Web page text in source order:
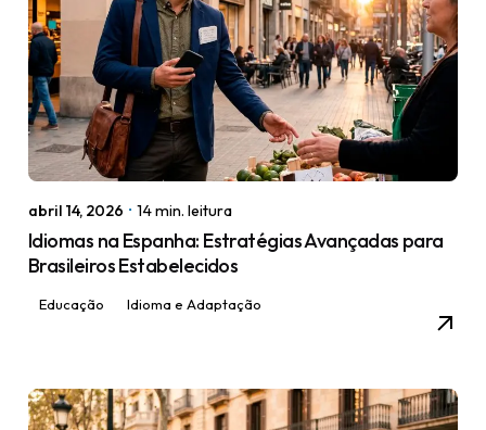
abril 14, 2026 14 min. leitura
Idiomas na Espanha: Estratégias Avançadas para
Brasileiros Estabelecidos
Educação Idioma e Adaptação